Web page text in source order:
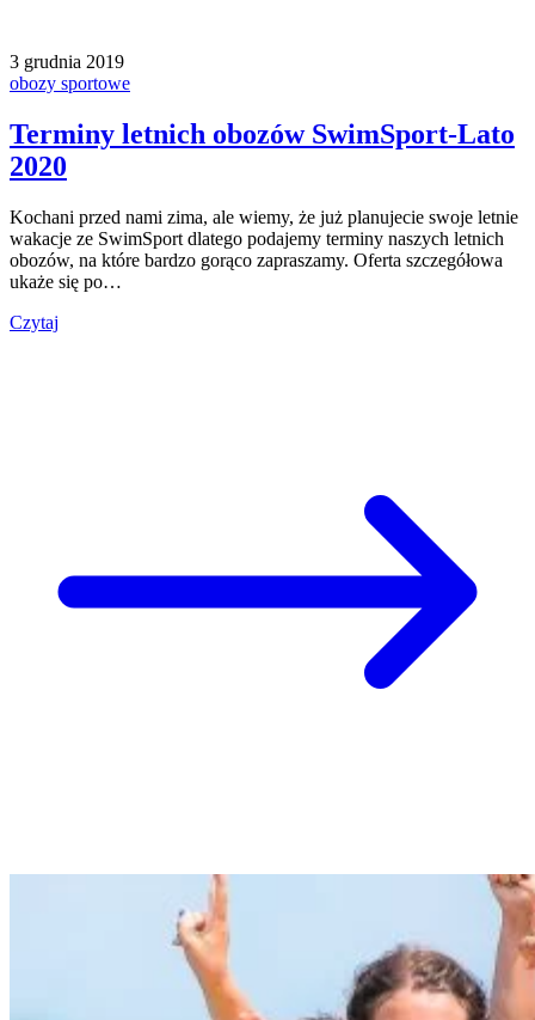
3 grudnia 2019
obozy sportowe
Terminy letnich obozów SwimSport-Lato
2020
Kochani przed nami zima, ale wiemy, że już planujecie swoje letnie
wakacje ze SwimSport dlatego podajemy terminy naszych letnich
obozów, na które bardzo gorąco zapraszamy. Oferta szczegółowa
ukaże się po…
Czytaj